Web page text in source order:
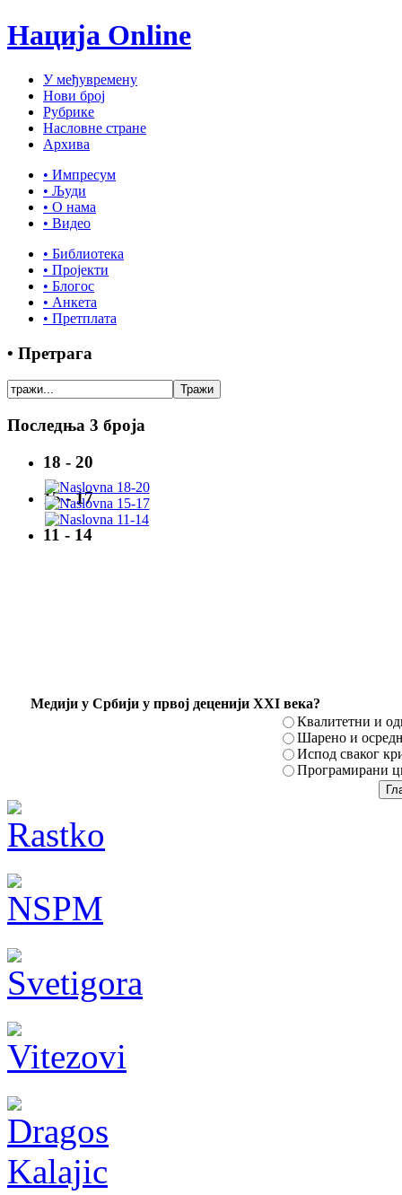
Нација Online
У међувремену
Нови број
Рубрике
Насловне стране
Архива
• Импресум
• Људи
• О нама
• Видео
• Библиотека
• Пројекти
• Блогос
• Анкета
• Претплата
• Претрага
Последња 3 броја
18 - 20
15 - 17
11 - 14
Mедији у Србији у првој деценији XXI века?
Квалитетни и
Шарено и
Испод сваког
Програмирани